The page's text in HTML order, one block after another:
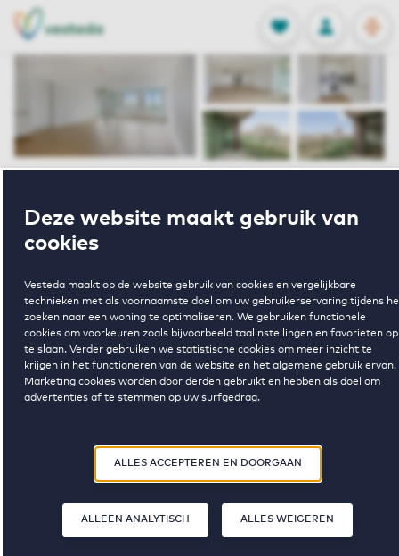
Deze website maakt gebruik van
cookies
Vesteda maakt op de website gebruik van cookies en vergelijkbare
technieken met als voornaamste doel om uw gebruikerservaring tijdens
zoeken naar een woning te optimaliseren. We gebruiken functionele
cookies om voorkeuren zoals bijvoorbeeld taalinstellingen en favorieten op
te slaan. Verder gebruiken we statistische cookies om meer inzicht te
krijgen in het functioneren van de website en het algemene gebruik ervan.
Marketing cookies worden door derden gebruikt en hebben als doel om
advertenties af te stemmen op uw surfgedrag.
uw voorkeuren aanpassen. Door op ‘Alles accepteren en doorgaan’ te
klikken, gaat u akkoord met het gebruik van cookies zoals omschreven in
Privacy- en Cookieverklaring.
ALLES ACCEPTEREN EN DOORGAAN
ALLEEN ANALYTISCH ALLES WEIGEREN
FAVORIETEN
Opgeslagen
INLOGGEN
NL
EN
Singelblok
949
Amsterdam
Singelblok